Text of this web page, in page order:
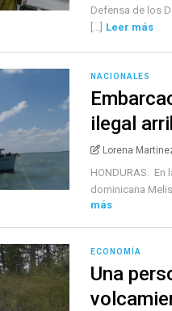
Defensa de los
[...] Leer más
NACIONALES
ilegal
Lorena
HONDURAS.
dominicana
más
ECONOMÍA
Una